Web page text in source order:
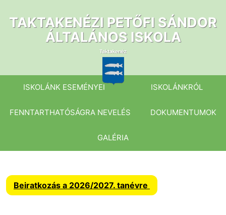
tartalomhoz
TAKTAKENÉZI PETŐFI SÁNDOR
ÁLTALÁNOS ISKOLA
ISKOLÁNK ESEMÉNYEI ISKOLÁNKRÓL
FENNTARTHATÓSÁGRA NEVELÉS DOKUMENTUMOK
GALÉRIA
Beiratkozás a 2026/2027. tanévre